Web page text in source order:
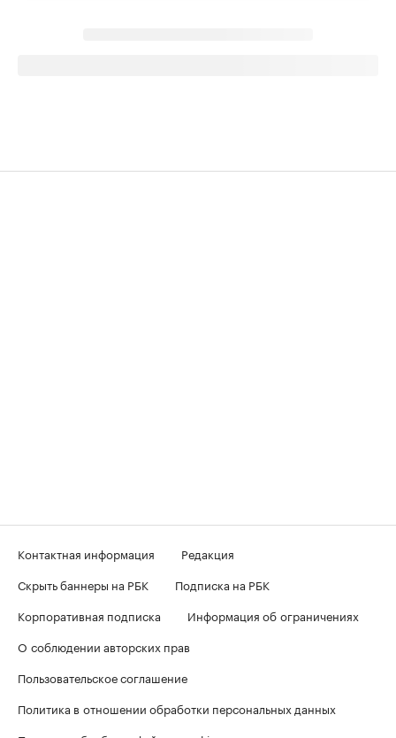
Контактная информация
Редакция
Скрыть баннеры на РБК
Подписка на РБК
Корпоративная подписка
Информация об ограничениях
О соблюдении авторских прав
Пользовательское соглашение
Политика в отношении обработки персональных данных